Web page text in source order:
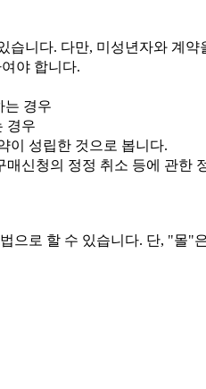
니다. 다만, 미성년자와 계
야 합니다.
는 경우
경우
이 성립한 것으로 봅니다.
신청의 정정 취소 등에 관한
로 할 수 있습니다. 단, "몰"